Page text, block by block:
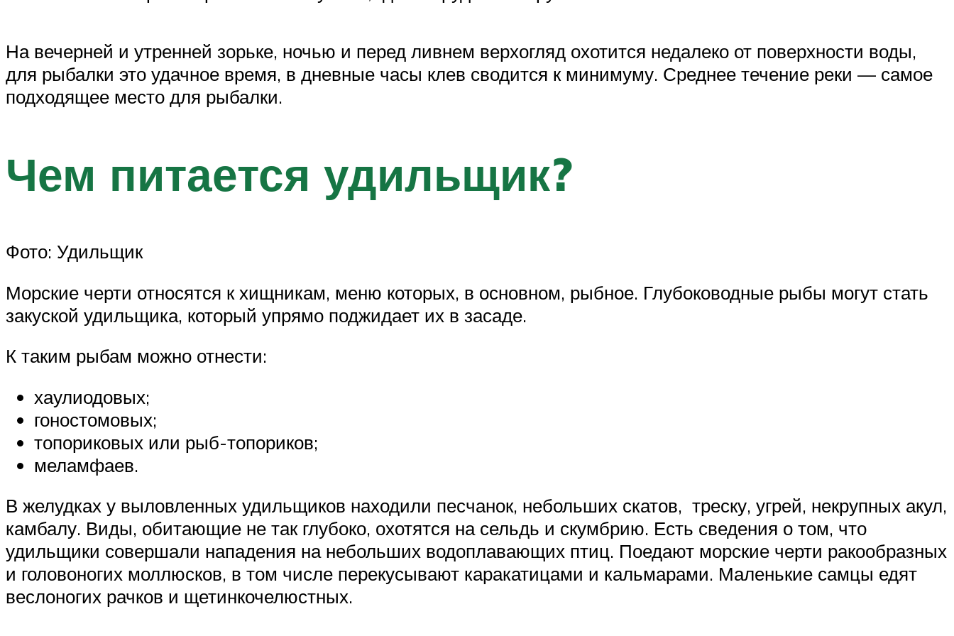
На вечерней и утренней зорьке, ночью и перед ливнем верхогляд охотится недалеко от поверхности воды,
для рыбалки это удачное время, в дневные часы клев сводится к минимуму. Среднее течение реки — самое
подходящее место для рыбалки.
Чем питается удильщик?
Фото: Удильщик
Морские черти относятся к хищникам, меню которых, в основном, рыбное. Глубоководные рыбы могут стать
закуской удильщика, который упрямо поджидает их в засаде.
К таким рыбам можно отнести:
хаулиодовых;
гоностомовых;
топориковых или рыб-топориков;
меламфаев.
В желудках у выловленных удильщиков находили песчанок, небольших скатов, треску, угрей, некрупных акул,
камбалу. Виды, обитающие не так глубоко, охотятся на сельдь и скумбрию. Есть сведения о том, что
удильщики совершали нападения на небольших водоплавающих птиц. Поедают морские черти ракообразных
и головоногих моллюсков, в том числе перекусывают каракатицами и кальмарами. Маленькие самцы едят
веслоногих рачков и щетинкочелюстных.